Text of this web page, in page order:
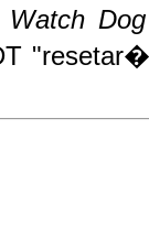
Watch